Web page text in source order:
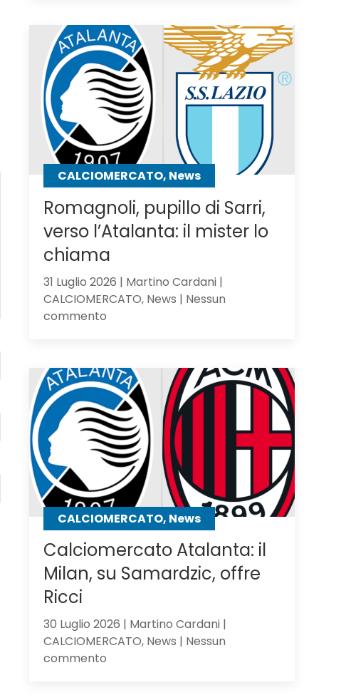
El
Bilal
resta
in
uscita:
Parma
un
passo
CALCIOMERCATO, News
Romagnoli, pupillo di Sarri,
verso l’Atalanta: il mister lo
chiama
31 Luglio 2026 | Martino Cardani |
CALCIOMERCATO, News | Nessun
commentosu
di
Sarri,
verso
l’Atalanta:
il
mister
lo
chiama
CALCIOMERCATO, News
Calciomercato Atalanta: il
Milan, su Samardzic, offre
Ricci
30 Luglio 2026 | Martino Cardani |
CALCIOMERCATO, News | Nessun
commentosu